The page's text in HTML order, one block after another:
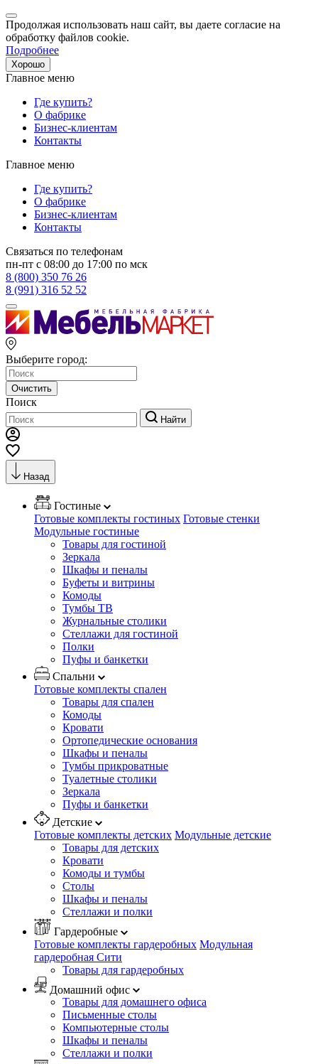
Продолжая использовать наш сайт, вы даете согласие на
обработку файлов cookie.
Подробнее
Хорошо
Главное меню
Где купить?
О фабрике
Бизнес-клиентам
Контакты
Главное меню
Где купить?
О фабрике
Бизнес-клиентам
Контакты
Связаться по телефонам
пн-пт с 08:00 до 17:00 по мск
8 (800) 350 76 26
8 (991) 316 52 52
Выберите город:
Очистить
Поиск
Найти
Назад
Гостиные
Готовые комплекты гостиных Готовые стенки
Модульные гостиные
Товары для гостиной
Зеркала
Шкафы и пеналы
Буфеты и витрины
Комоды
Тумбы ТВ
Журнальные столики
Стеллажи для гостиной
Полки
Пуфы и банкетки
Спальни
Готовые комплекты спален
Товары для спален
Комоды
Кровати
Ортопедические основания
Шкафы и пеналы
Тумбы прикроватные
Туалетные столики
Зеркала
Пуфы и банкетки
Детские
Готовые комплекты детских Модульные детские
Товары для детских
Кровати
Комоды и тумбы
Столы
Шкафы и пеналы
Стеллажи и полки
Гардеробные
Готовые комплекты гардеробных Модульная
гардеробная Сити
Товары для гардеробных
Домашний офис
Товары для домашнего офиса
Письменные столы
Компьютерные столы
Шкафы и пеналы
Стеллажи и полки